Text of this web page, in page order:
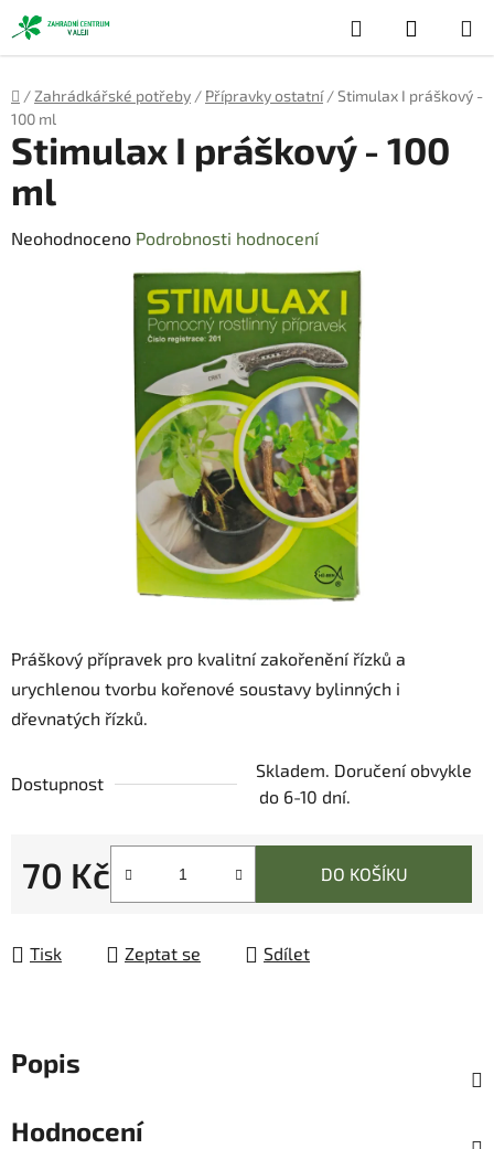
Přejít
na
obsah
Hledat
KOŠÍK
Domů
/ Zahrádkářské potřeby / Přípravky ostatní /Stimulax I práškový -
100 ml
Práškový přípravek pro kvalitní zakořenění řízků a
urychlenou tvorbu kořenové soustavy bylinných i
dřevnatých řízků.
Dostupnost
Skladem. Doručení obvykle
do 6-10 dní.
70 Kč
Měrná cena:
DO KOŠÍKU
Tisk Zeptat se Sdílet
Stimulax I práškový - 100
ml
Průměrné
Neohodnoceno Podrobnosti hodnocení
Popis
Hodnocení